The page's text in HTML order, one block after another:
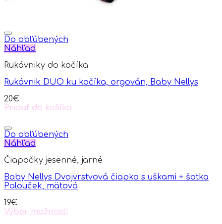
Do obľúbených
Náhľad
Rukávniky do kočíka
Rukávnik DUO ku kočíka, orgován, Baby Nellys
20€
Pridať do košíka
Do obľúbených
Náhľad
Čiapočky jesenné, jarné
Baby Nellys Dvojvrstvová čiapka s uškami + šatka
Palouček, mätová
19€
Výber možností